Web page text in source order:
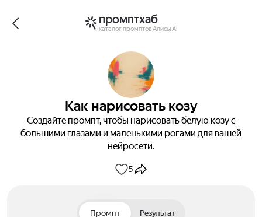
промптхаб
каталог промптов Алисы AI
Как нарисовать козу
Создайте промпт, чтобы нарисовать белую козу с
большими глазами и маленькими рогами для вашей
нейросети.
5
Промпт Результат